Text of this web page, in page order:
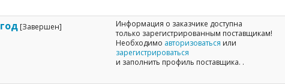
[Завершен]
Информация о заказчике доступна
только зарегистрированным поставщикам!
Необходимо авторизоваться или
зарегистрироваться
и заполнить профиль поставщика. .